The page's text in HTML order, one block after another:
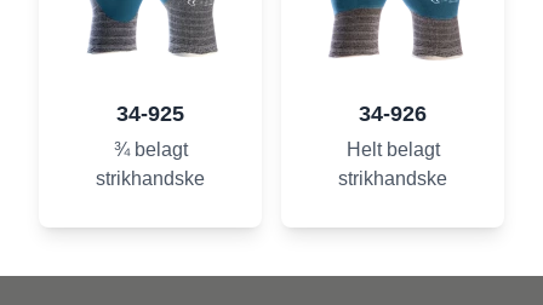
34-925
¾ belagt
strikhandske
34-926
Helt belagt
strikhandske